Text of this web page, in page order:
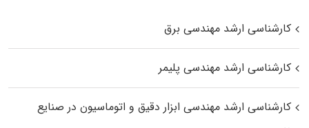
کارشناسی ارشد مهندسی برق
کارشناسی ارشد مهندسی پلیمر
کارشناسی ارشد مهندسی ابزار دقیق و اتوماسیون در صنایع